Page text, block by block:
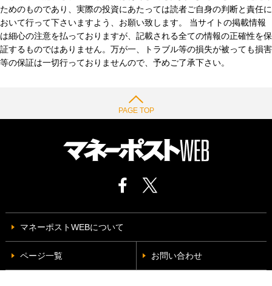
ためのものであり、実際の投資にあたっては読者ご自身の判断と責任に
おいて行って下さいますよう、お願い致します。 当サイトの掲載情報
は細心の注意を払っておりますが、記載される全ての情報の正確性を保
証するものではありません。万が一、トラブル等の損失が被っても損害
等の保証は一切行っておりませんので、予めご了承下さい。
PAGE TOP
マネーポストWEBについて
ページ一覧 お問い合わせ